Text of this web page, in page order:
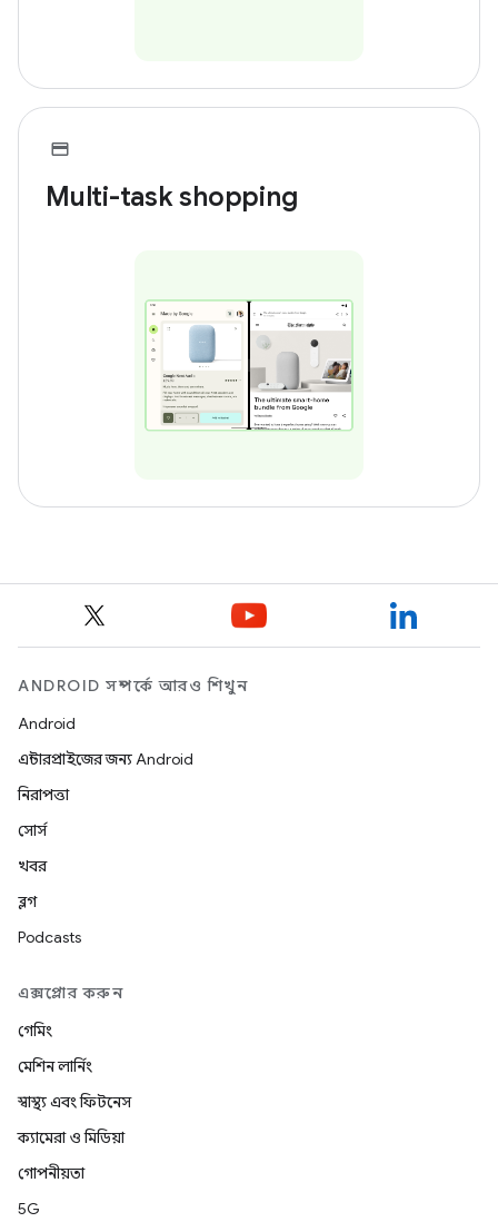
Multi-task shopping
ANDROID সম্পর্কে আরও শিখুন
Android
এন্টারপ্রাইজের জন্য Android
নিরাপত্তা
সোর্স
খবর
ব্লগ
Podcasts
এক্সপ্লোর করুন
গেমিং
মেশিন লার্নিং
স্বাস্থ্য এবং ফিটনেস
ক্যামেরা ও মিডিয়া
গোপনীয়তা
5G